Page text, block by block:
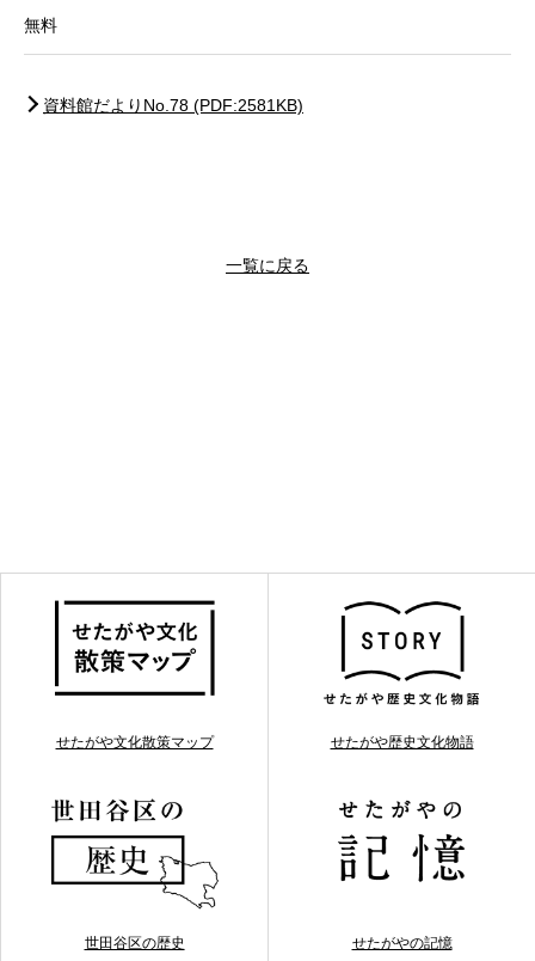
無料
資料館だよりNo.78 (PDF:2581KB)
一覧に戻る
せたがや文化散策マップ せたがや歴史文化物語
世田谷区の歴史 せたがやの記憶